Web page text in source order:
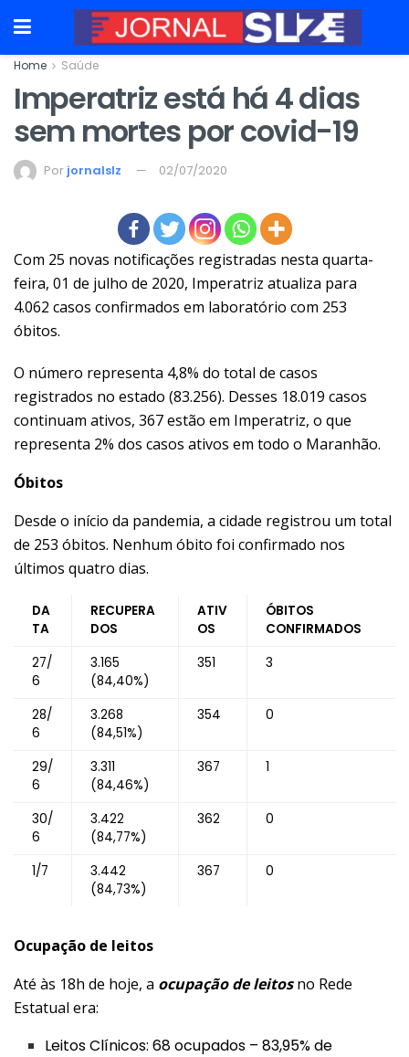
Home Saúde
Imperatriz está há 4 dias
sem mortes por covid-19
Por jornalslz 02/07/2020
Com 25 novas notificações registradas nesta quarta-
feira, 01 de julho de 2020, Imperatriz atualiza para
4.062 casos confirmados em laboratório com 253
óbitos.
O número representa 4,8% do total de casos
registrados no estado (83.256). Desses 18.019 casos
continuam ativos, 367 estão em Imperatriz, o que
representa 2% dos casos ativos em todo o Maranhão.
Óbitos
Desde o início da pandemia, a cidade registrou um total
de 253 óbitos. Nenhum óbito foi confirmado nos
últimos quatro dias.
DA
TA
RECUPERA
DOS
ATIV
OS
ÓBITOS ​
CONFIRMADOS
27/
6
3.165
(84,40%)
351 3
28/
6
3.268
(84,51%)
354 0
29/
6
3.311
(84,46%)
367 1
30/
6
3.422
(84,77%)
362 0
1/7
3.442
(84,73%)
367 0
Ocupação de leitos
Até às 18h de hoje, a ocupação de leitosno ​​​​​​Rede
Estatual era:
Leitos Clínicos: 68 ocupados – 83,95% de